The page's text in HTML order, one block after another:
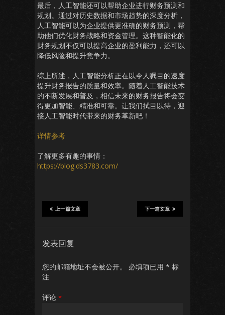
最后，人工智能还可以帮助企业进行财务预测和
规划。通过对历史数据和市场趋势的深度分析，
人工智能可以为企业提供更准确的财务预测，帮
助他们优化财务战略和资金管理。这种智能化的
财务规划不仅可以提高企业的盈利能力，还可以
降低风险和提升竞争力。
综上所述，人工智能分析正在以令人瞩目的速度
提升财务报告的质量和效率。随着人工智能技术
的不断发展和普及，相信未来的财务报告将会变
得更加智能、精准和可靠。让我们拭目以待，迎
接人工智能时代带来的财务革新吧！
详情参考
了解更多有趣的事情：
https://blog.ds3783.com/
下一篇文章
上一篇文章
发表回复
您的邮箱地址不会被公开。 必填项已用 * 标
注
评论 *